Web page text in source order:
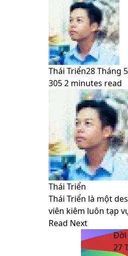
Thái Triển28 Tháng
3052 minutes read
Facebook
LinkedIn
Pinterest
Messenger
Messenger
WhatsApp
Telegram
Facebook
LinkedIn
Pinterest
Messenger
Messenger
WhatsApp
Telegram
Thái Triển
Thái Triển là một
viên kiêm luôn tạp
Website
Facebook
LinkedIn
YouTube
Read Next
Đời
27